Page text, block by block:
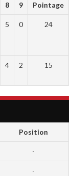
8 9 Pointage
5 0 24
4 2 15
Position
-
-